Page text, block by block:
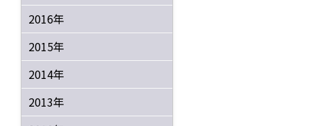
2016年
2015年
2014年
2013年